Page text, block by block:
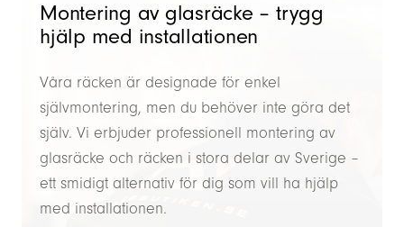
Montering av glasräcke – trygg
hjälp med installationen
Våra räcken är designade för enkel
självmontering, men du behöver inte göra det
själv. Vi erbjuder professionell montering av
glasräcke och räcken i stora delar av Sverige –
ett smidigt alternativ för dig som vill ha hjälp
med installationen.